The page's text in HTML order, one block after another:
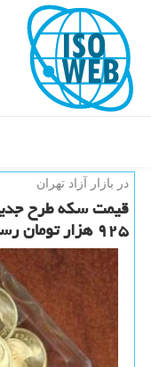
در بازار آزاد تهران
۹۲۵ هزار تومان رسید